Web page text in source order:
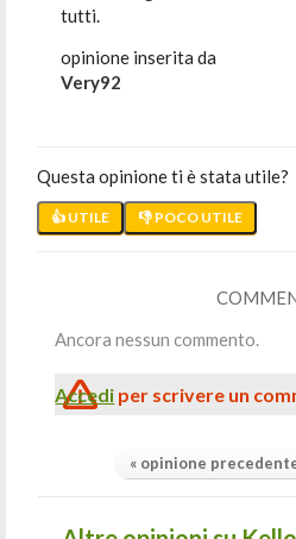
tutti.
opinione inserita da
Very92
Questa opinione ti è stata utile?
👍 UTILE 👎 POCO UTILE
Ancora nessun commento.
Accedi per scrivere un
« opinione